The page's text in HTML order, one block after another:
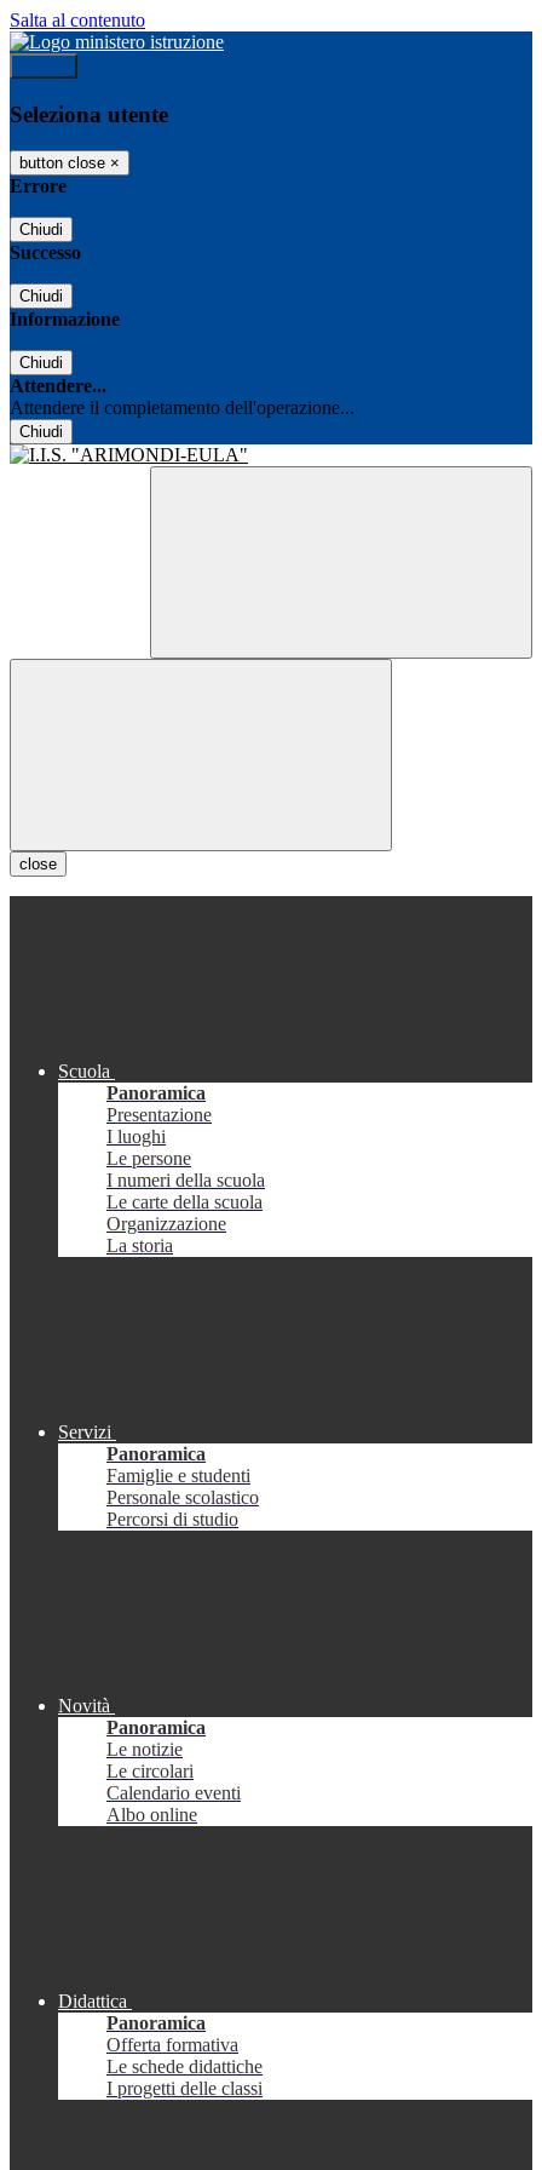
Salta al contenuto
Seleziona utente
button close ×
Errore
Chiudi
Successo
Chiudi
Informazione
Chiudi
Attendere...
Attendere il completamento dell'operazione...
Chiudi
close
Scuola
Panoramica
Presentazione
I luoghi
Le persone
I numeri della scuola
Le carte della scuola
Organizzazione
La storia
Servizi
Panoramica
Famiglie e studenti
Personale scolastico
Percorsi di studio
Novità
Panoramica
Le notizie
Le circolari
Calendario eventi
Albo online
Didattica
Panoramica
Offerta formativa
Le schede didattiche
I progetti delle classi